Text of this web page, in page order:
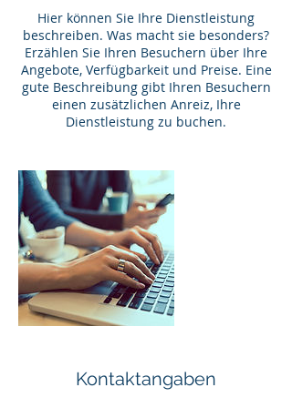
Hier können Sie Ihre Dienstleistung
beschreiben. Was macht sie besonders?
Erzählen Sie Ihren Besuchern über Ihre
Angebote, Verfügbarkeit und Preise. Eine
gute Beschreibung gibt Ihren Besuchern
einen zusätzlichen Anreiz, Ihre
Dienstleistung zu buchen.
Kontaktangaben